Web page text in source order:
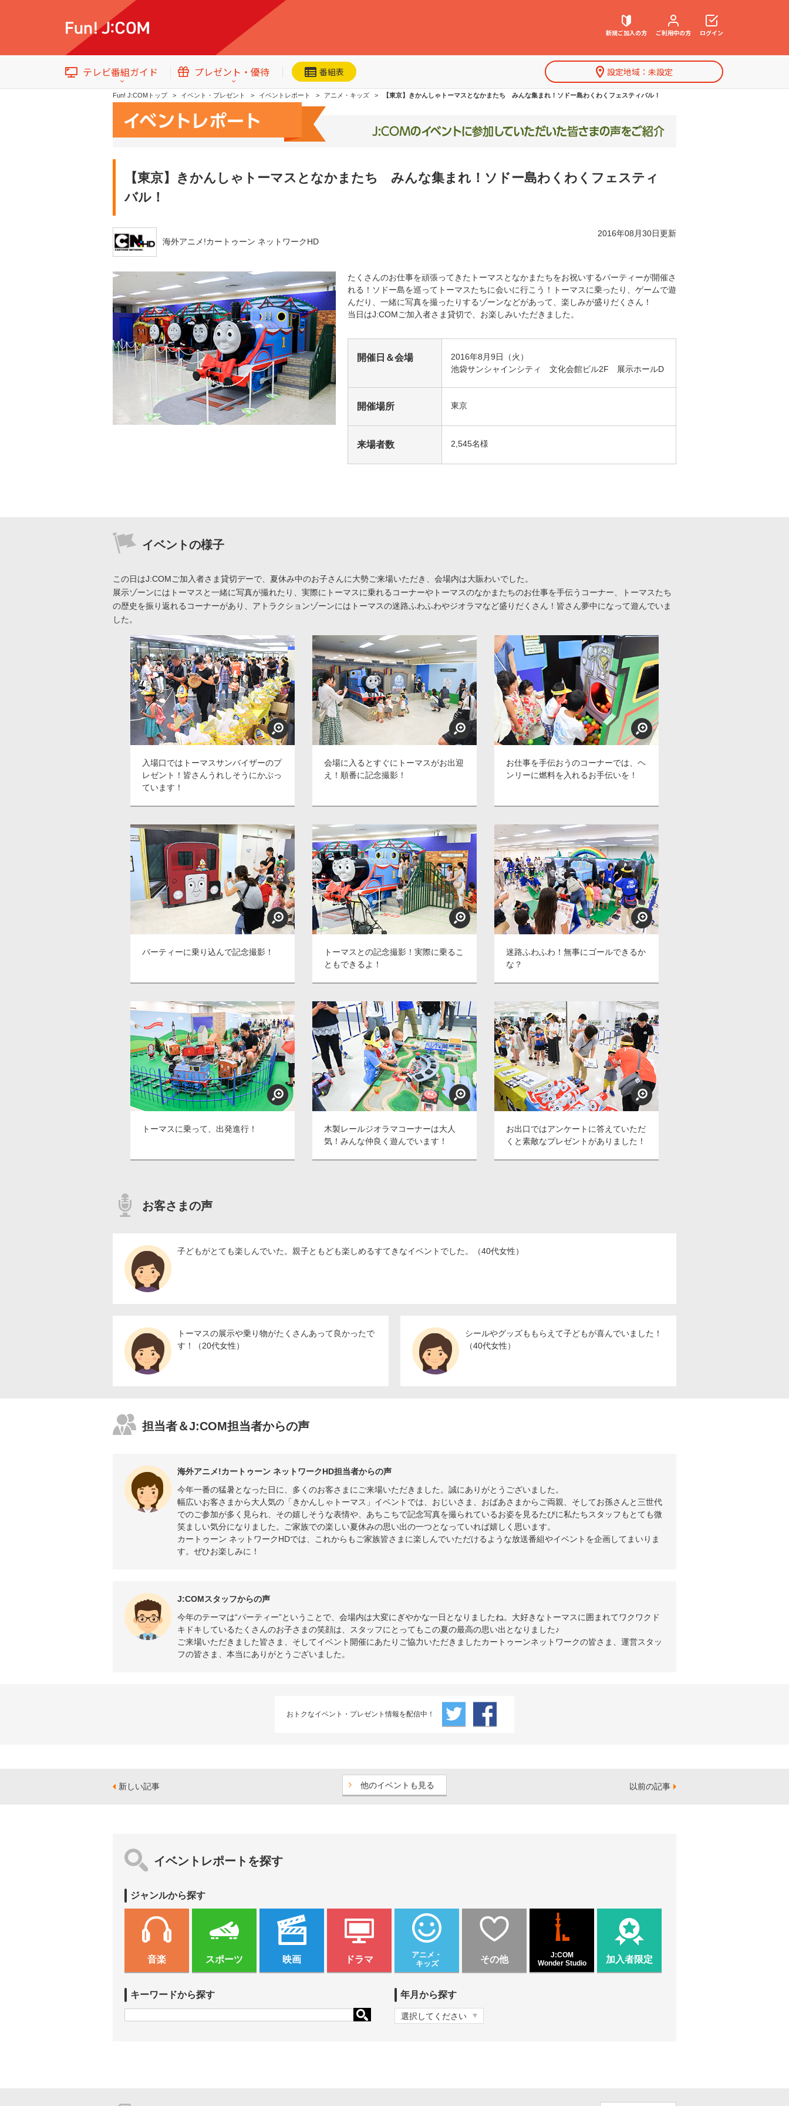
新規ご加入の方 ご利用中の方
契約内容確認・変更
お困りごと解決・よくあるご質問
ログイン
テレビ番組ガイド プレゼント・優待 番組表 設定地域： 未設定
テレビ番組情報トップ 今日・明日のおすすめ ネット動画 特集一覧
番組ジャンル
洋画 邦画 海外ドラマ 国内ドラマ アジアドラマ
スポーツ
アニメ・キッズ
音楽 エンタメ・バラエティ ドキュメンタリー・ホビー
J:COM放送の地域チャンネル
イベント・プレゼント
Fun! J:COMトップ イベント・プレゼント イベントレポート アニメ・キッズ 【東京】きかんしゃトーマスとなかまたち みんな集まれ！ソドー島わくわくフェスティバル！
【東京】きかんしゃトーマスとなかまたち みんな集まれ！ソドー島わくわくフェスティ
バル！
2016年08月30日更新
海外アニメ!カートゥーン ネットワークHD
たくさんのお仕事を頑張ってきたトーマスとなかまたちをお祝いするパーティーが開催さ
れる！ソドー島を巡ってトーマスたちに会いに行こう！トーマスに乗ったり、ゲームで遊
んだり、一緒に写真を撮ったりするゾーンなどがあって、楽しみが盛りだくさん！
当日はJ:COMご加入者さま貸切で、お楽しみいただきました。
開催日＆会場
2016年8月9日（火）
池袋サンシャインシティ 文化会館ビル2F 展示ホールD
開催場所 東京
来場者数 2,545名様
イベントの様子
この日はJ:COMご加入者さま貸切デーで、夏休み中のお子さんに大勢ご来場いただき、会場内は大賑わいでした。
展示ゾーンにはトーマスと一緒に写真が撮れたり、実際にトーマスに乗れるコーナーやトーマスのなかまたちのお仕事を手伝うコーナー、トーマスたち
の歴史を振り返れるコーナーがあり、アトラクションゾーンにはトーマスの迷路ふわふわやジオラマなど盛りだくさん！皆さん夢中になって遊んでいま
した。
入場口ではトーマスサンバイザーのプ
レゼント！皆さんうれしそうにかぶっ
ています！
会場に入るとすぐにトーマスがお出迎
え！順番に記念撮影！
お仕事を手伝おうのコーナーでは、ヘ
ンリーに燃料を入れるお手伝いを！
バーティーに乗り込んで記念撮影！
トーマスとの記念撮影！実際に乗るこ
ともできるよ！
迷路ふわふわ！無事にゴールできるか
な？
トーマスに乗って、出発進行！
木製レールジオラマコーナーは大人
気！みんな仲良く遊んでいます！
お出口ではアンケートに答えていただ
くと素敵なプレゼントがありました！
お客さまの声
子どもがとても楽しんでいた。親子ともども楽しめるすてきなイベントでした。（40代女性）
トーマスの展示や乗り物がたくさんあって良かったで
す！（20代女性）
シールやグッズももらえて子どもが喜んでいました！
（40代女性）
担当者＆J:COM担当者からの声
海外アニメ!カートゥーン ネットワークHD担当者からの声
今年一番の猛暑となった日に、多くのお客さまにご来場いただきました。誠にありがとうございました。
幅広いお客さまから大人気の「きかんしゃトーマス」イベントでは、おじいさま、おばあさまからご両親、そしてお孫さんと三世代
でのご参加が多く見られ、その嬉しそうな表情や、あちこちで記念写真を撮られているお姿を見るたびに私たちスタッフもとても微
笑ましい気分になりました。ご家族での楽しい夏休みの思い出の一つとなっていれば嬉しく思います。
カートゥーン ネットワークHDでは、これからもご家族皆さまに楽しんでいただけるような放送番組やイベントを企画してまいりま
す。ぜひお楽しみに！
J:COMスタッフからの声
今年のテーマは“パーティー”ということで、会場内は大変にぎやかな一日となりましたね。大好きなトーマスに囲まれてワクワクド
キドキしているたくさんのお子さまの笑顔は、スタッフにとってもこの夏の最高の思い出となりました♪
ご来場いただきました皆さま、そしてイベント開催にあたりご協力いただきましたカートゥーンネットワークの皆さま、運営スタッ
フの皆さま、本当にありがとうございました。
おトクなイベント・プレゼント情報を配信中！
新しい記事 以前の記事
他のイベントも見る
イベントレポートを探す
ジャンルから探す
音楽 スポーツ 映画 ドラマ
アニメ・
キッズ
その他
J:COM
Wonder Studio
加入者限定
キーワードから探す 年月から探す